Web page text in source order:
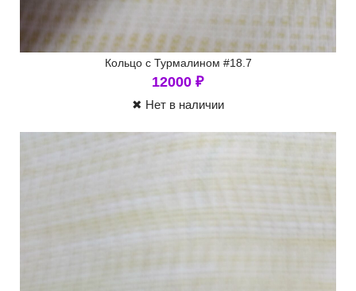
Кольцо с Турмалином #18.7
12000 ₽
✖ Нет в наличии